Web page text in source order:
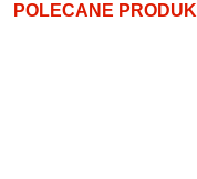
POLECANE